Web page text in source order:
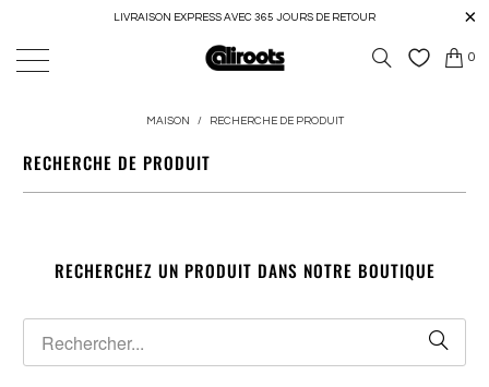
LIVRAISON EXPRESS AVEC 365 JOURS DE RETOUR
0
MAISON / RECHERCHE DE PRODUIT
RECHERCHE DE PRODUIT
RECHERCHEZ UN PRODUIT DANS NOTRE BOUTIQUE